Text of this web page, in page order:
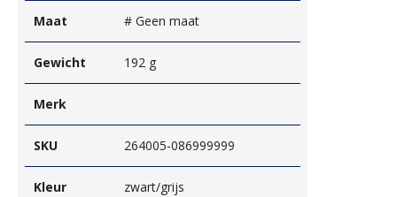
Maat # Geen maat
Gewicht 192 g
Merk
SKU 264005-086999999
Kleur zwart/grijs